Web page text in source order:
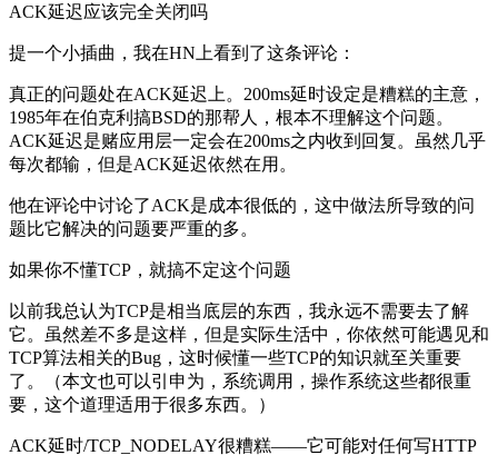
ACK延迟应该完全关闭吗
提一个小插曲，我在HN上看到了这条评论：
真正的问题处在ACK延迟上。200ms延时设定是糟糕的主意，
1985年在伯克利搞BSD的那帮人，根本不理解这个问题。
ACK延迟是赌应用层一定会在200ms之内收到回复。虽然几乎
每次都输，但是ACK延迟依然在用。
他在评论中讨论了ACK是成本很低的，这中做法所导致的问
题比它解决的问题要严重的多。
如果你不懂TCP，就搞不定这个问题
以前我总认为TCP是相当底层的东西，我永远不需要去了解
它。虽然差不多是这样，但是实际生活中，你依然可能遇见和
TCP算法相关的Bug，这时候懂一些TCP的知识就至关重要
了。（本文也可以引申为，系统调用，操作系统这些都很重
要，这个道理适用于很多东西。）
ACK延时/TCP_NODELAY很糟糕——它可能对任何写HTTP